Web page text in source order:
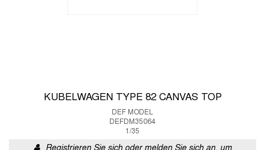
KUBELWAGEN TYPE 82 CANVAS TOP
DEF MODEL
DEFDM35064
1/35